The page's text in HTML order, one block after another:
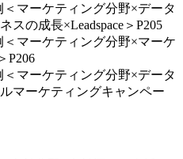
マーケティング分野×データ
スの成長×Leadspace＞P205
マーケティング分野×マーケ
P206
マーケティング分野×データ
マーケティングキャンペー